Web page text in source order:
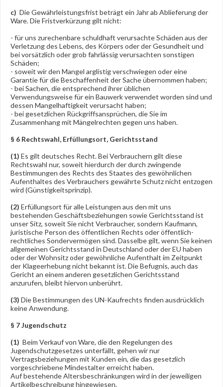
c) Die Gewährleistungsfrist beträgt ein Jahr ab Ablieferung der
Ware. Die Fristverkürzung gilt nicht:
- für uns zurechenbare schuldhaft verursachte Schäden aus der
Verletzung des Lebens, des Körpers oder der Gesundheit und
bei vorsätzlich oder grob fahrlässig verursachten sonstigen
Schäden;
- soweit wir den Mangel arglistig verschwiegen oder eine
Garantie für die Beschaffenheit der Sache übernommen haben;
- bei Sachen, die entsprechend ihrer üblichen
Verwendungsweise für ein Bauwerk verwendet worden sind und
dessen Mangelhaftigkeit verursacht haben;
- bei gesetzlichen Rückgriffsansprüchen, die Sie im
Zusammenhang mit Mängelrechten gegen uns haben.
§ 6 Rechtswahl, Erfüllungsort, Gerichtsstand
(1) Es gilt deutsches Recht. Bei Verbrauchern gilt diese
Rechtswahl nur, soweit hierdurch der durch zwingende
Bestimmungen des Rechts des Staates des gewöhnlichen
Aufenthaltes des Verbrauchers gewährte Schutz nicht entzogen
wird (Günstigkeitsprinzip).
(2) Erfüllungsort für alle Leistungen aus den mit uns
bestehenden Geschäftsbeziehungen sowie Gerichtsstand ist
unser Sitz, soweit Sie nicht Verbraucher, sondern Kaufmann,
juristische Person des öffentlichen Rechts oder öffentlich-
rechtliches Sondervermögen sind. Dasselbe gilt, wenn Sie keinen
allgemeinen Gerichtsstand in Deutschland oder der EU haben
oder der Wohnsitz oder gewöhnliche Aufenthalt im Zeitpunkt
der Klageerhebung nicht bekannt ist. Die Befugnis, auch das
Gericht an einem anderen gesetzlichen Gerichtsstand
anzurufen, bleibt hiervon unberührt.
(3) Die Bestimmungen des UN-Kaufrechts finden ausdrücklich
keine Anwendung.
§ 7 Jugendschutz
(1) Beim Verkauf von Ware, die den Regelungen des
Jugendschutzgesetzes unterfällt, gehen wir nur
Vertragsbeziehungen mit Kunden ein, die das gesetzlich
vorgeschriebene Mindestalter erreicht haben.
Auf bestehende Altersbeschränkungen wird in der jeweiligen
Artikelbeschreibung hingewiesen.